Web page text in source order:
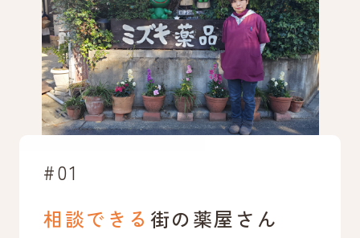
#01
相談できる 街の薬屋さん